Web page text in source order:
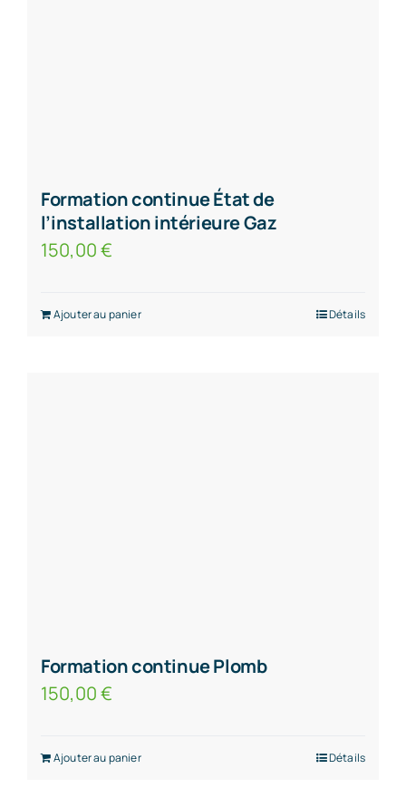
Formation continue État de
l’installation intérieure Gaz
150,00€
Ajouter au panier Détails
Formation continue Plomb
150,00€
Ajouter au panier Détails